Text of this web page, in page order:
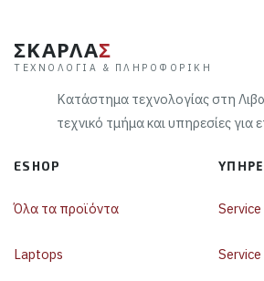
ΣΚΑΡΛΑΣ
ΤΕΧΝΟΛΟΓΊΑ & ΠΛΗΡΟΦΟΡΙΚΉ
Κατάστημα τεχνολογίας στη
τεχνικό τμήμα και υπηρεσίες για
ESHOP
Όλα τα προϊόντα
Laptops Service